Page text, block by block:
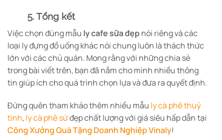
5. Tổng kết
Việc chọn đúng mẫu ly cafe sữa đẹp nói riêng và các
loại ly đựng đồ uống khác nói chung luôn là thách thức
lớn với các chủ quán. Mong rằng với những chia sẻ
trong bài viết trên, bạn đã nắm cho mình nhiều thông
tin giúp ích cho quá trình chọn lựa và đưa ra quyết định.
Đừng quên tham khảo thêm nhiều mẫu ly cà phê thuỷ
tinh, ly cà phê sứđẹp chất lượng với giá siêu hấp dẫn tại
Công Xưởng Quà Tặng Doanh Nghiệp Vinaly!